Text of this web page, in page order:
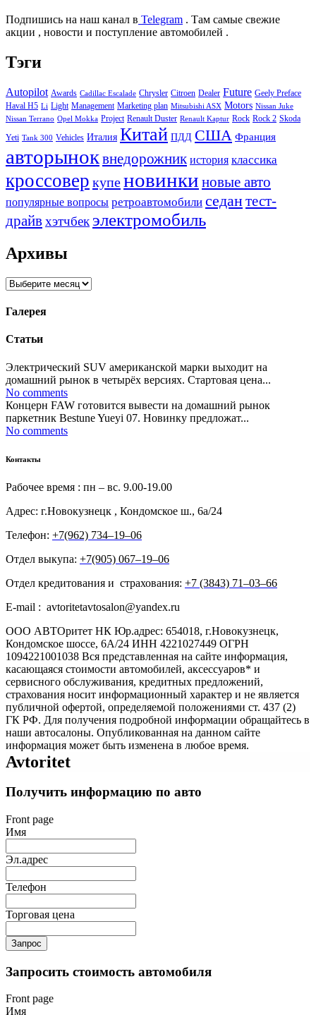
Подпишись на наш канал в Telegram . Там самые свежие
акции , новости и поступление автомобилей .
Тэги
Autopilot Awards Cadillac Escalade Chrysler Citroen Dealer Future Geely Preface
Haval H5 Li Light Management Marketing plan Mitsubishi ASX Motors Nissan Juke
Nissan Terrano Opel Mokka Project Renault Duster Renault Kaptur Rock Rock 2 Skoda
Yeti Tank 300 Vehicles Италия Китай ПДД США Франция
авторыноквнедорожник история классика
кроссовер купеновинки новые авто
популярные вопросы ретроавтомобили седантест-
драйвхэтчбек электромобиль
Архивы
Архивы
Галерея
Статьи
Электрический SUV американской марки выходит на
домашний рынок в четырёх версиях. Стартовая цена...
No comments
Концерн FAW готовится вывести на домашний рынок
паркетник Bestune Yueyi 07. Новинку предложат...
No comments
Контакты
Рабочее время : пн – вс. 9.00-19.00
Адрес: г.Новокузнецк , Кондомское ш., 6а/24
Телефон: +7(962) 734‒19‒06
Отдел выкупа: +7(905) 067‒19‒06
Отдел кредитования и страхования: +7 (3843) 71‒03‒66
E-mail : avtoritetavtosalon@yandex.ru
ООО АВТОритет НК Юр.адрес: 654018, г.Новокузнецк,
Кондомское шоссе, 6А/24 ИНН 4221027449 ОГРН
1094221001038 Вся представленная на сайте информация,
касающаяся стоимости автомобилей, аксессуаров* и
сервисного обслуживания, кредитных предложений,
страхования носит информационный характер и не является
публичной офертой, определяемой положениями ст. 437 (2)
ГК РФ. Для получения подробной информации обращайтесь в
наши автосалоны. Опубликованная на данном сайте
информация может быть изменена в любое время.
Avtoritet
Получить информацию по авто
Front page
Имя
Эл.адрес
Телефон
Торговая цена
Запрос
Запросить стоимость автомобиля
Front page
Имя